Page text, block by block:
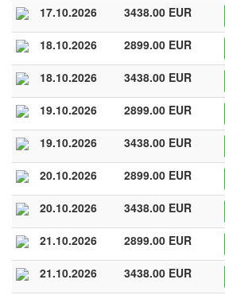
17.10.2026 3438.00 EUR
18.10.2026 2899.00 EUR
18.10.2026 3438.00 EUR
19.10.2026 2899.00 EUR
19.10.2026 3438.00 EUR
20.10.2026 2899.00 EUR
20.10.2026 3438.00 EUR
21.10.2026 2899.00 EUR
21.10.2026 3438.00 EUR